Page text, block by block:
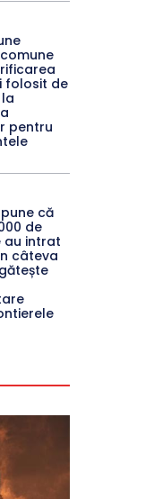
folosit de
pentru
că
de
au intrat
câteva